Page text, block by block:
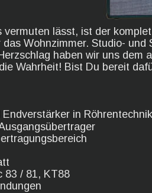
vermuten lässt, ist der
Wohnzimmer. Studio-
haben wir uns
Wahrheit! Bist Du bereit
in Röhrentechnik
83 / 81, KT88